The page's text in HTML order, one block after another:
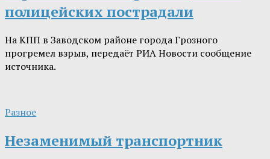
полицейских пострадали
На КПП в Заводском районе города Грозного
прогремел взрыв, передаёт РИА Новости сообщение
источника.
Разное
Незаменимый транспортник